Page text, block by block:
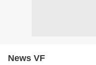
News VF